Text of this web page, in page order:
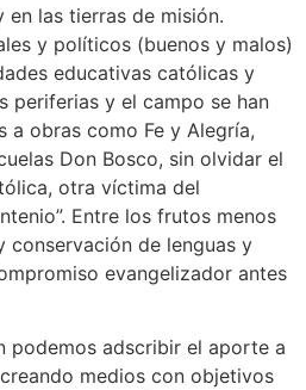
las tierras de misión.
y políticos (buenos y malos)
educativas católicas y
periferias y el campo se han
a obras como Fe y Alegría,
Don Bosco, sin olvidar el
otra víctima del
Entre los frutos menos
conservación de lenguas y
evangelizador antes
podemos adscribir el aporte a
medios con objetivos